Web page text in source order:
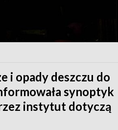
i opady deszczu do
synoptyk
instytut dotyczą